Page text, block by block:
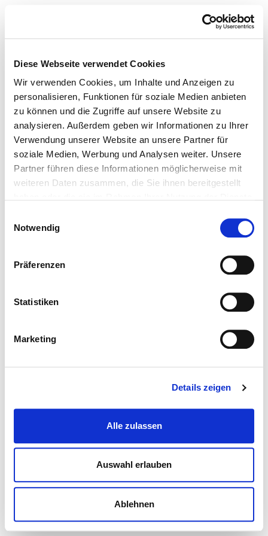
Diese Webseite verwendet Cookies
Wir verwenden Cookies, um Inhalte und Anzeigen zu
personalisieren, Funktionen für soziale Medien anbieten
zu können und die Zugriffe auf unsere Website zu
analysieren. Außerdem geben wir Informationen zu Ihrer
Verwendung unserer Website an unsere Partner für
soziale Medien, Werbung und Analysen weiter. Unsere
Partner führen diese Informationen möglicherweise mit
weiteren Daten zusammen, die Sie ihnen bereitgestellt
Notwendig
Präferenzen
Statistiken
Marketing
Details zeigen
Alle zulassen
Auswahl erlauben
Ablehnen